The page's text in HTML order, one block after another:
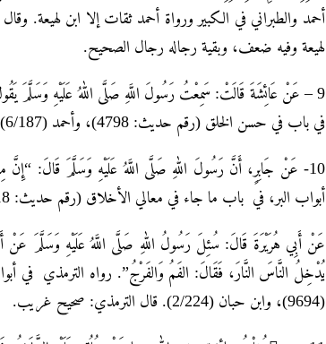
لهيعة وفيه ضعف، وبقية رجاله رجال الصحيح.
9 – عَنْ عَائِشَةَ قَالَتْ: سَمِعْتُ رَسُولَ اللَّهِ صَلَّى اللهُ عَلَيْهِ وَسَلَّمَ
في باب في حسن الخلق (رقم حديث: 4798)، وأحمد (6/187) (25587)، والحاكم (1/128). وقال: صحيح على شرط مسلم. ووافقه الذهبي.
10- عَنْ جَابِرٍ، أَنَّ رَسُولَ اللهِ صَلَّى اللَّهُ عَلَيْهِ وَسَلَّمَ قَالَ: “إِنَّ
أبواب البر، في باب ما جاء في معالي الأخلاق (رقم حديث: 2018)، وقال: حسن.
عَنْ أَبِي هُرَيْرَةَ قَالَ: سُئِلَ رَسُولُ اللهِ صَلَّى اللَّهُ عَلَيْهِ وَسَلَّمَ
(9694)، وابن حبان (2/224). قال الترمذي: صحيح غريب.